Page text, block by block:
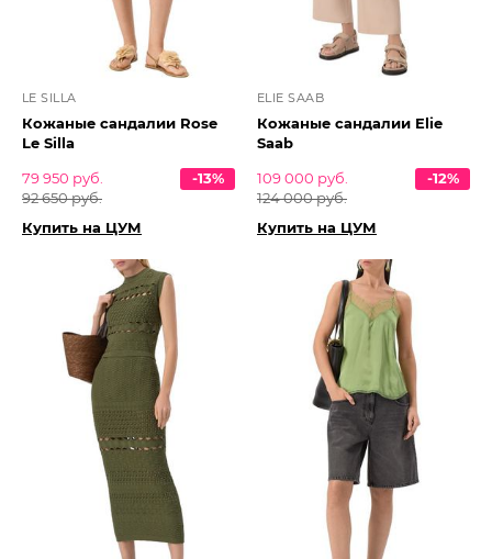
LE SILLA
Кожаные сандалии Rose
Le Silla
79 950 руб.
92 650 руб.
-13%
Купить на ЦУМ
ELIE SAAB
Кожаные сандалии Elie
Saab
109 000 руб.
124 000 руб.
-12%
Купить на ЦУМ